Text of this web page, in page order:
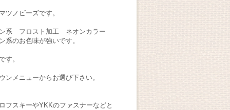
ツノビーズです。
系 フロスト加工 ネオンカラー
系のお色味が強いです。
す。
ンメニューからお選び下さい。
フスキーやYKKのファスナーなどと